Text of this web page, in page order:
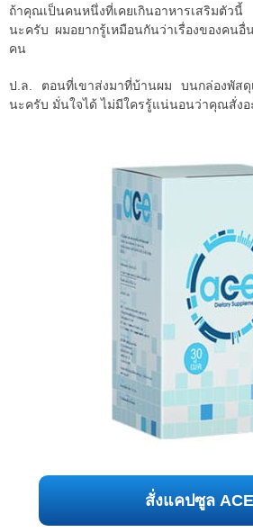
ถ้าคุณเป็นคนหนึ่งที่เคยเกินอาหารเสริมตัว
นะครับ ผมอยากรู้เหมือนกันว่าเรื่องของคน
คน
ป.ล. ตอนที่เขาส่งมาที่บ้านผม บนกล่องพัสดุเ
นะครับ มั่นใจได้ ไม่มีใครรู้แน่นอนว่าคุณสั่งอ
สั่งแคปซูล